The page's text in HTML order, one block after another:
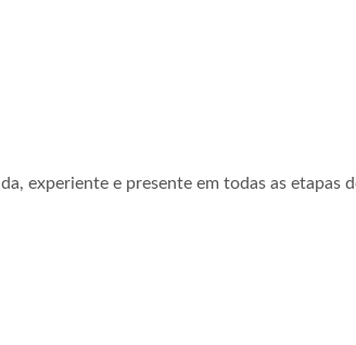
experiente e presente em todas as etapas